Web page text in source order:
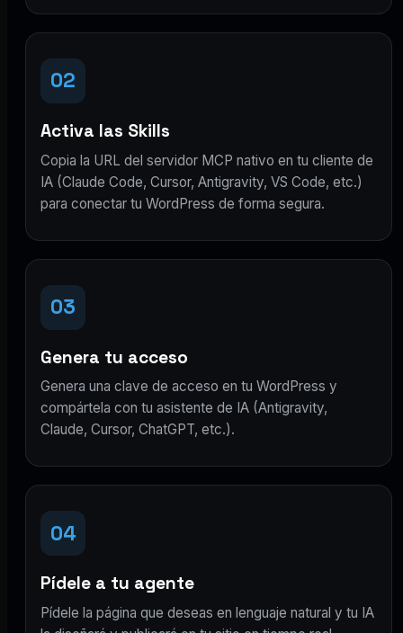
02
Activa las Skills
Copia la URL del servidor MCP nativo en tu cliente de
IA (Claude Code, Cursor, Antigravity, VS Code, etc.)
para conectar tu WordPress de forma segura.
03
Genera tu acceso
Genera una clave de acceso en tu WordPress y
compártela con tu asistente de IA (Antigravity,
Claude, Cursor, ChatGPT, etc.).
04
Pídele a tu agente
Pídele la página que deseas en lenguaje natural y tu IA